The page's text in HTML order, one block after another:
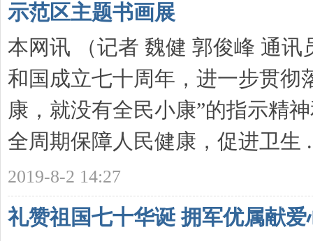
示范区主题书画展
本网讯 （记者 魏健 郭俊峰 通
和国成立七十周年，进一步贯彻
康，就没有全民小康”的指示精
全周期保障人民健康，促进卫生
2019-8-2 14:27
礼赞祖国七十华诞 拥军优属献爱